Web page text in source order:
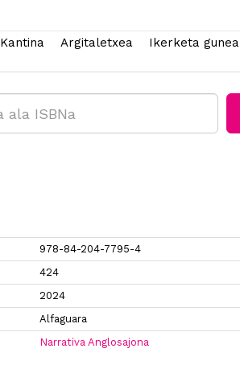
Kantina Argitaletxea Ikerketa gunea
978-84-204-7795-4
424
2024
Alfaguara
Narrativa Anglosajona